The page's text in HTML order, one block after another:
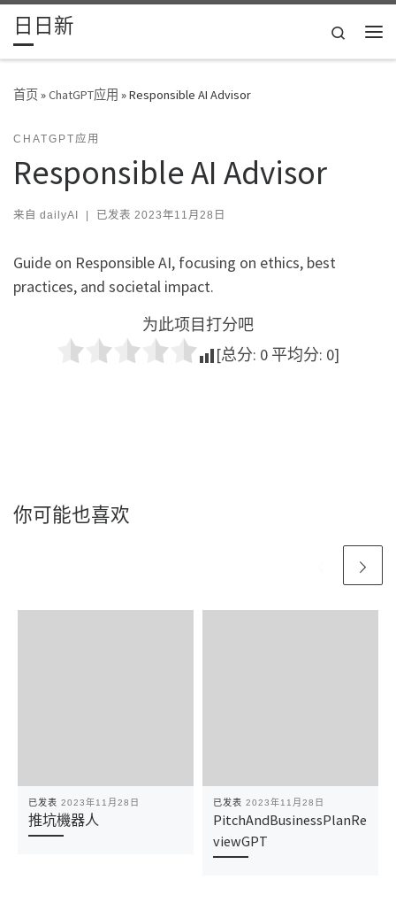
Skip to content
日日新
Search
首页»ChatGPT应用 »Responsible AI Advisor
CHATGPT应用
Responsible AI Advisor
来自 dailyAI | 已发表 2023年11月28日
Guide on Responsible AI, focusing on ethics, best
practices, and societal impact.
为此项目打分吧
[总分: 0 平均分: 0]
你可能也喜欢
已发表 2023年11月28日
推坑機器人
已发表 2023年11月28日
PitchAndBusinessPlanRe
viewGPT